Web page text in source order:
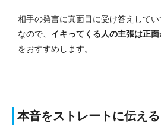
相手の発言に真面目に受け答えして
なので、 イキってくる人の主張は正
をおすすめします。
本音をストレートに伝える